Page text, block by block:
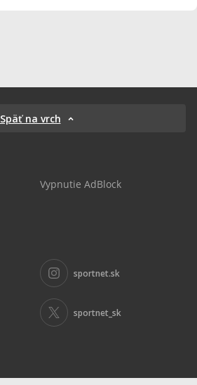
Späť na vrch
Vypnutie AdBlock
sportnet.sk
sportnet_sk